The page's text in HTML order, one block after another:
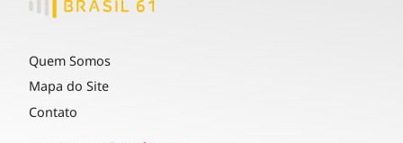
Quem Somos
Mapa do Site
Contato